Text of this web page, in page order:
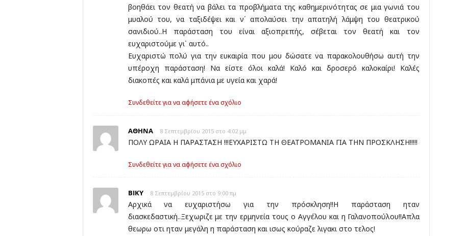
βοηθάει τον θεατή να βάλει τα προβλήματα της καθημερινότητας σε μια γωνιά του
μυαλού του, να ταξιδέψει και ν΄ απολαύσει την απατηλή λάμψη του θεατρικού
σανιδιού..Η παράσταση του είναι αξιοπρεπής, σέβεται τον θεατή και τον
ευχαριστούμε γι΄ αυτό..
Ευχαριστώ πολύ για την ευκαιρία που μου δώσατε να παρακολουθήσω αυτή την
υπέροχη παράσταση! Να είστε όλοι καλά! Καλό και δροσερό καλοκαίρι! Καλές
διακοπές και καλά μπάνια με υγεία και χαρά!
Συνδεθείτε για να αφήσετε ένα σχόλιο
ΑΘΗΝΑ 8 Σεπτεμβρίου 2015 στο 4:02 μμ
ΠΟΛΥ ΩΡΑΙΑ Η ΠΑΡΑΣΤΑΣΗ !!!ΕΥΧΑΡΙΣΤΩ ΤΗ ΘΕΑΤΡΟΜΑΝΙΑ ΓΙΑ ΤΗΝ ΠΡΟΣΚΛΗΣΗ!!!!!
Συνδεθείτε για να αφήσετε ένα σχόλιο
ΒΙΚΥ 8 Σεπτεμβρίου 2015 στο 9:00 πμ
Αρχικά να ευχαριστήσω για την πρόσκληση!!Η παράσταση ηταν
διασκεδαστική..Ξεχωριζε με την ερμηνεία τους ο Αγγέλου και η Γαλανοπούλου!!Απλα
θεωρω οτι ηταν μεγάλη η παράσταση και ισως κούραζε λιγακι στο τελος!